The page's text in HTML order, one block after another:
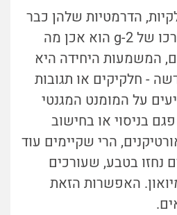
הדרמטיות שלהן כבר
מעוררת הדים. אם ערכו של g-2 הוא אכן מה
המשמעות היחידה היא
- חלקיקים או תגובות
על המומנט המגנטי
בניסוי או בחישוב
הרי שקיימים עוד
נחזו בטבע, שעורכים
האפשרות הזאת